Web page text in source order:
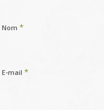
Nom *
E-mail *